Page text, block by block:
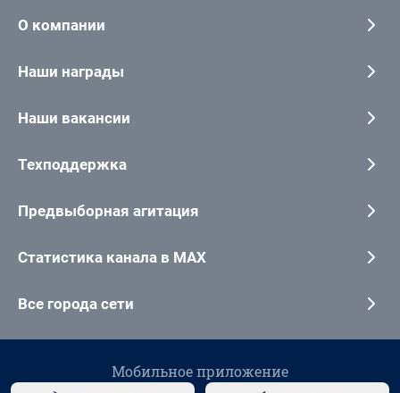
О компании
Наши награды
Наши вакансии
Техподдержка
Предвыборная агитация
Статистика канала в MAX
Все города сети
Мобильное приложение